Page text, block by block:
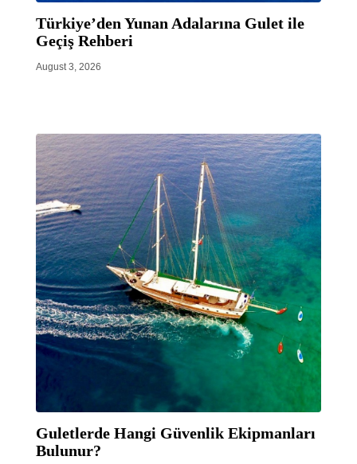
Türkiye’den Yunan Adalarına Gulet ile
Geçiş Rehberi
August 3, 2026
Guletlerde Hangi Güvenlik Ekipmanları
Bulunur?